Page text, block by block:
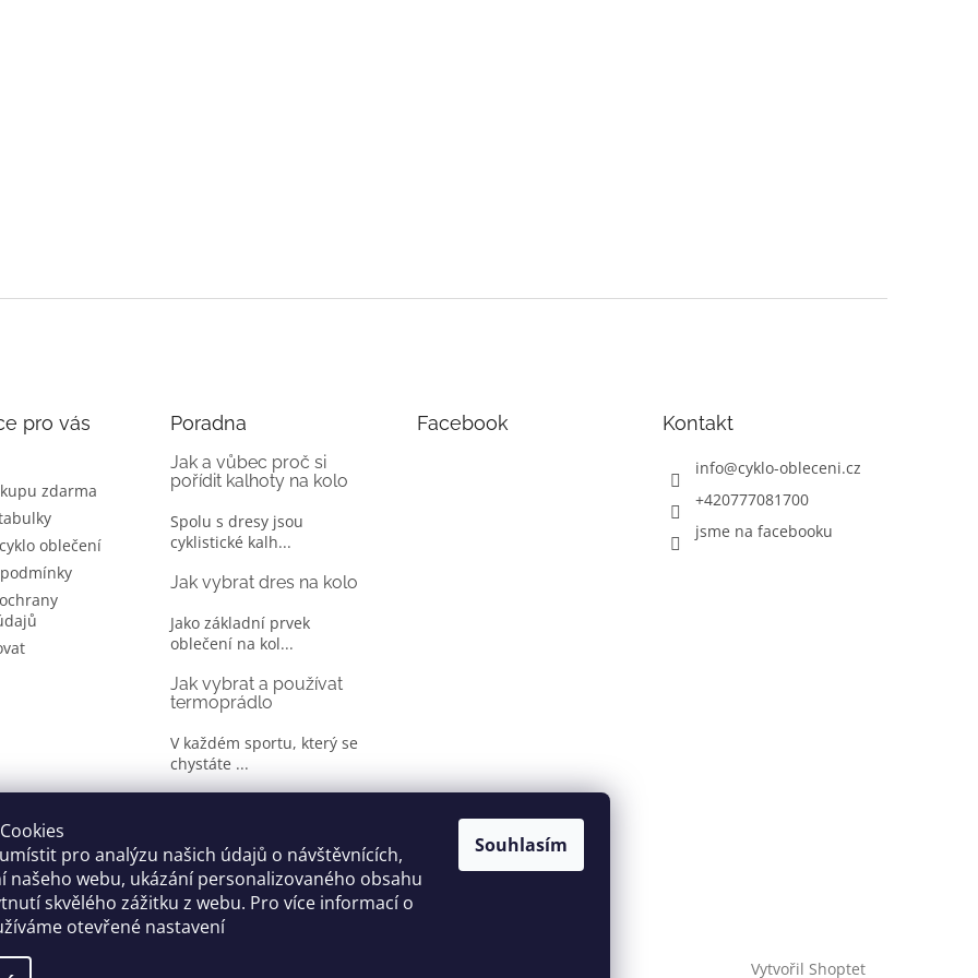
pro analýzu našich údajů o návštěvnících,
našeho webu, ukázání personalizovaného obsahu
skvělého zážitku z webu. Pro více informací o
otevřené nastavení
Souhlasím
pro vás
zdarma
oblečení
Poradna
Jak a vůbec proč si
pořídit kalhoty na kolo
Spolu s dresy jsou
cyklistické kalh...
Jak vybrat dres na kolo
Jako základní prvek
oblečení na kol...
Jak vybrat a používat
termoprádlo
V každém sportu, který se
chystáte ...
Je jen málo cyklistů, kteří si
oble...
Facebook Kontakt
info@cyklo-obleceni.cz
+420777081700
jsme na facebooku
Vytvořil Shoptet